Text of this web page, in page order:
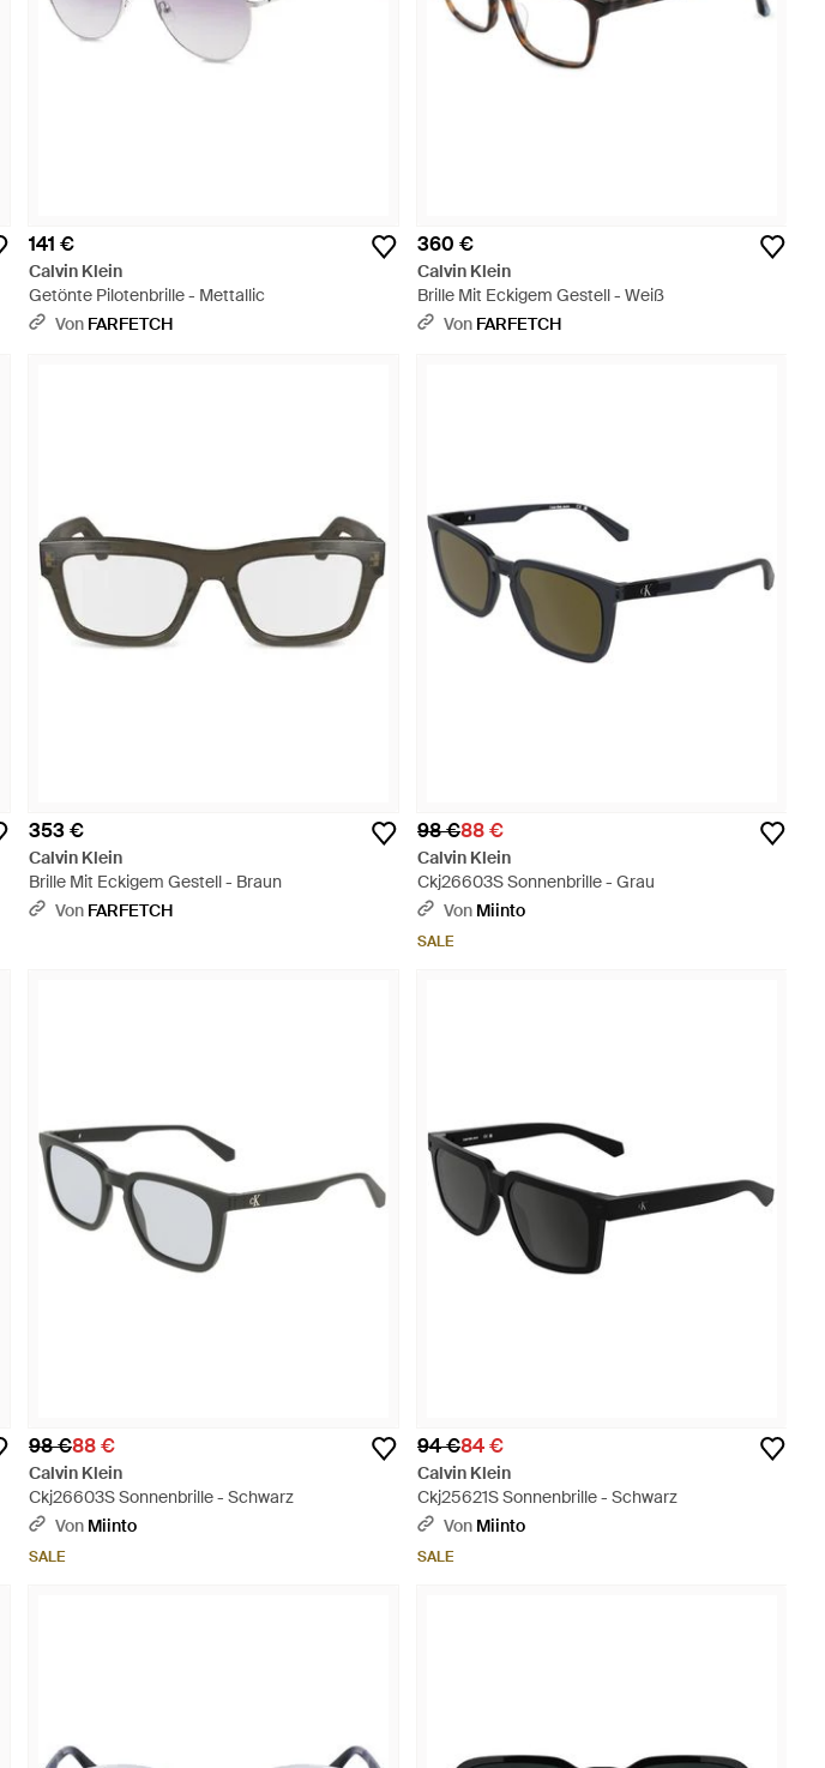
141 €
Calvin Klein
Getönte Pilotenbrille - Mettallic
Von FARFETCH
360 €
Calvin Klein
Brille Mit Eckigem Gestell - Weiß
Von FARFETCH
353 €
Calvin Klein
Brille Mit Eckigem Gestell - Braun
Von FARFETCH
98 €88 €
Calvin Klein
Ckj26603S Sonnenbrille - Grau
Von Miinto
SALE
98 €88 €
Calvin Klein
Ckj26603S Sonnenbrille - Schwarz
Von Miinto
SALE
94 €84 €
Calvin Klein
Ckj25621S Sonnenbrille - Schwarz
Von Miinto
SALE